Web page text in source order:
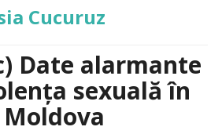
Cucuruz
Date alarmante
sexuală în